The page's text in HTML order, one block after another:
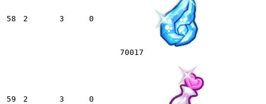
58 2 3 0
70017
59 2 3 0